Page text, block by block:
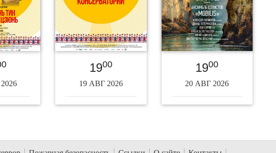
1900
19 АВГ 2026
1900
20 АВГ 2026